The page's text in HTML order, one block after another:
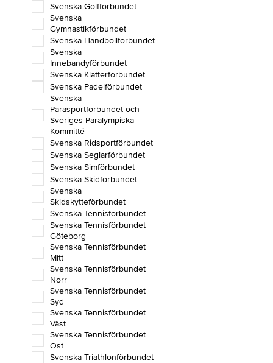
Svenska Golfförbundet
Svenska
Gymnastikförbundet
Svenska Handbollförbundet
Svenska
Innebandyförbundet
Svenska Klätterförbundet
Svenska Padelförbundet
Svenska
Parasportförbundet och
Sveriges Paralympiska
Kommitté
Svenska Ridsportförbundet
Svenska Seglarförbundet
Svenska Simförbundet
Svenska Skidförbundet
Svenska
Skidskytteförbundet
Svenska Tennisförbundet
Svenska Tennisförbundet
Göteborg
Svenska Tennisförbundet
Mitt
Svenska Tennisförbundet
Norr
Svenska Tennisförbundet
Syd
Svenska Tennisförbundet
Väst
Svenska Tennisförbundet
Öst
Svenska Triathlonförbundet